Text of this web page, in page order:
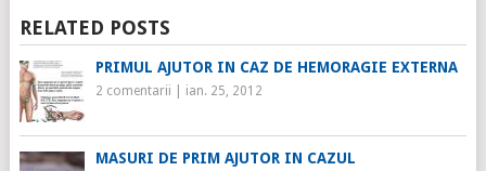
RELATED POSTS
PRIMUL AJUTOR IN CAZ DE HEMORAGIE EXTERNA
2 comentarii ian. 25, 2012
MASURI DE PRIM AJUTOR IN CAZUL